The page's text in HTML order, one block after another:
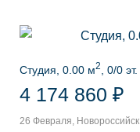
Студия, 0.00 м2 , 0/0 эт.
4 174 860 ₽
26 Февраля, Новороссийск